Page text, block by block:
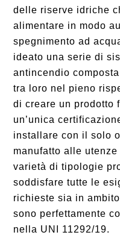
delle riserve idriche
alimentare in modo
spegnimento ad
ideato una serie di
antincendio
tra loro nel pieno
di creare un prodotto
un’unica
installare con il solo
manufatto alle
varietà di tipologie
soddisfare tutte le
richieste sia in
sono perfettamente
nella UNI 11292/19.